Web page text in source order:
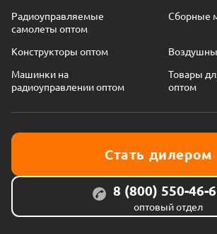
Радиоуправляемые
самолеты оптом
Сборные
Конструкторы оптом
Машинки на
радиоуправлении оптом
Товары
оптом
Стать дилером
8 (800) 550-46-
оптовый отдел